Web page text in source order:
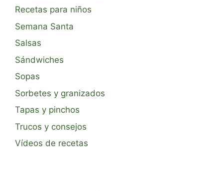
Recetas para niños
Semana Santa
Salsas
Sándwiches
Sopas
Sorbetes y granizados
Tapas y pinchos
Trucos y consejos
Vídeos de recetas